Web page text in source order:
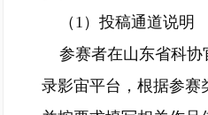
（1）投稿通道说明
参赛者在山东省科协
录影宙平台，根据参赛